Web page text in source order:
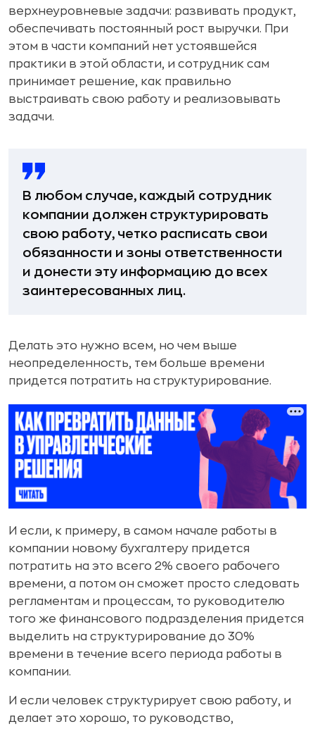
верхнеуровневые задачи: развивать продукт,
обеспечивать постоянный рост выручки. При
этом в части компаний нет устоявшейся
практики в этой области, и сотрудник сам
принимает решение, как правильно
выстраивать свою работу и реализовывать
задачи.
В любом случае, каждый сотрудник
компании должен структурировать
свою работу, четко расписать свои
обязанности и зоны ответственности
и донести эту информацию до всех
заинтересованных лиц.
Делать это нужно всем, но чем выше
неопределенность, тем больше времени
придется потратить на структурирование.
И если, к примеру, в самом начале работы в
компании новому бухгалтеру придется
потратить на это всего 2% своего рабочего
времени, а потом он сможет просто следовать
регламентам и процессам, то руководителю
того же финансового подразделения придется
выделить на структурирование до 30%
времени в течение всего периода работы в
компании.
И если человек структурирует свою работу, и
делает это хорошо, то руководство,